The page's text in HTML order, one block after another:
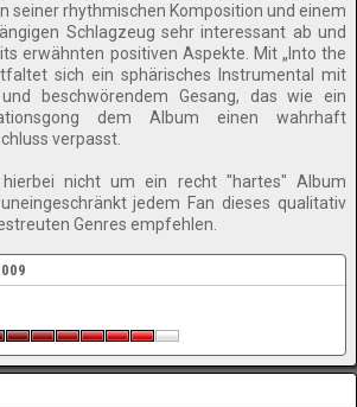
seiner rhythmischen Komposition und einem
Schlagzeug sehr interessant ab und
erwähnten positiven Aspekte. Mit „Into the
sich ein sphärisches Instrumental mit
beschwörendem Gesang, das wie ein
dem Album einen wahrhaft
verpasst.
nicht um ein recht "hartes" Album
jedem Fan dieses qualitativ
Genres empfehlen.